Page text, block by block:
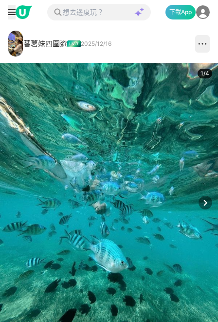
下載App
蕃薯妹四圍遊 2025/12/16
1/4